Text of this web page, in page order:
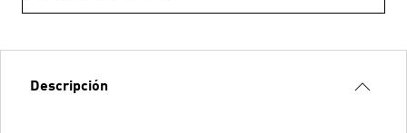
Descripción